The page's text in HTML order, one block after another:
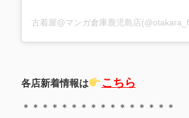
各店新着情報は こちら
＊＊＊＊＊＊＊＊＊＊＊＊＊＊＊＊